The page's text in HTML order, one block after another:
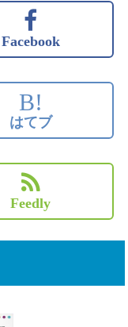
Facebook
B!
はてブ
Feedly